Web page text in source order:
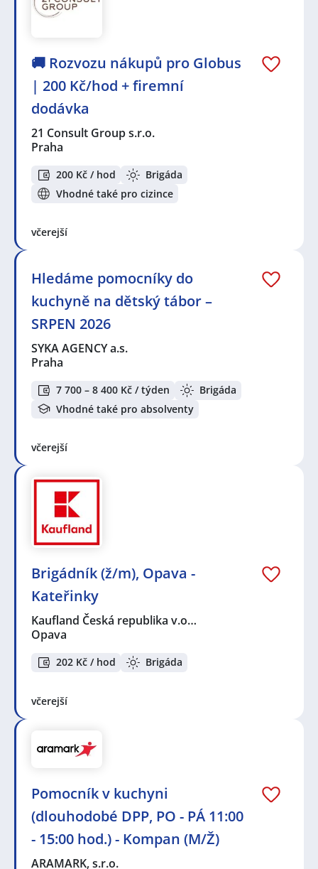
🚚 Rozvozu nákupů pro Globus
| 200 Kč/hod + firemní
dodávka
21 Consult Group s.r.o.
Praha
200 Kč / hod
Brigáda
Vhodné také pro cizince
včerejší
Hledáme pomocníky do
kuchyně na dětský tábor –
SRPEN 2026
SYKA AGENCY a.s.
Praha
7 700 – 8 400 Kč / týden
Brigáda
Vhodné také pro absolventy
včerejší
Brigádník (ž/m), Opava -
Kateřinky
Kaufland Česká republika v.o…
Opava
202 Kč / hod Brigáda
včerejší
Pomocník v kuchyni
(dlouhodobé DPP, PO - PÁ 11:00
- 15:00 hod.) - Kompan (M/Ž)
ARAMARK, s.r.o.